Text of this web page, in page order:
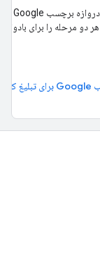
مرحله را برای بادوام